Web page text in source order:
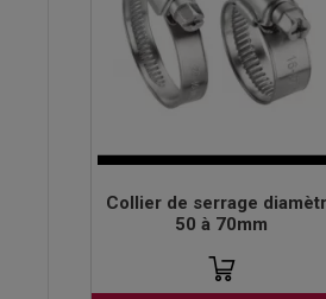
Collier de serrage
50 à 70mm